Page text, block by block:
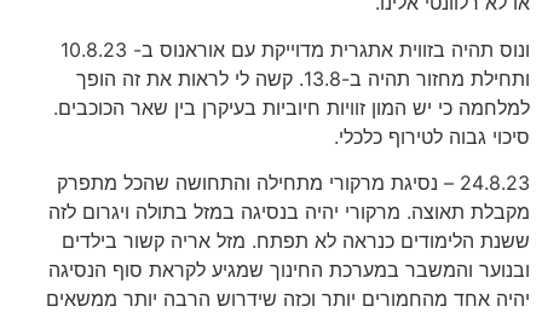
ונוס תהיה בזווית אתגרית מדוייקת עם אוראנוס ב- 10.8.23
ותחילת מחזור תהיה ב-13.8. קשה לי לראות את זה הופך
למלחמה כי יש המון זוויות חיוביות בעיקרן בין שאר הכוכבים.
סיכוי גבוה לטירוף כלכלי.
24.8.23 – נסיגת מרקורי מתחילה והתחושה שהכל מתפרק
מקבלת תאוצה. מרקורי יהיה בנסיגה במזל בתולה ויגרום לזה
ששנת הלימודים כנראה לא תפתח. מזל אריה קשור בילדים
ובנוער והמשבר במערכת החינוך שמגיע לקראת סוף הנסיגה
יהיה אחד מהחמורים יותר וכזה שידרוש הרבה יותר ממשאים